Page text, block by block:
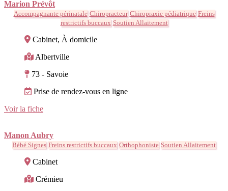
Marion Prévôt
Accompagnante périnatale Chiropracteur Chiropraxie pédiatrique Freins
restrictifs buccaux Soutien Allaitement
Cabinet, À domicile
Albertville
73 - Savoie
Prise de rendez-vous en ligne
Voir la fiche
Manon Aubry
Bébé Signes Freins restrictifs buccaux Orthophoniste Soutien Allaitement
Cabinet
Crémieu